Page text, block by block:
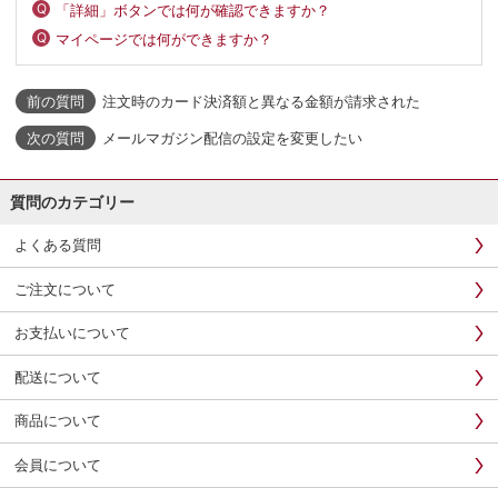
「詳細」ボタンでは何が確認できますか？
マイページでは何ができますか？
注文時のカード決済額と異なる金額が請求された
メールマガジン配信の設定を変更したい
質問のカテゴリー
よくある質問
ご注文について
お支払いについて
配送について
商品について
会員について